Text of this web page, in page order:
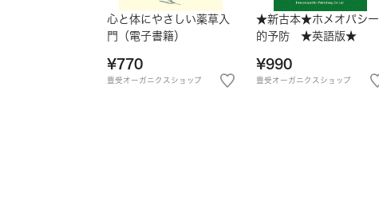
心と体にやさしい薬草入
門（電子書籍）
¥770
豊受オーガニクスショップ
★新古本★ホメオパシー
的予防 ★英語版★
¥990
豊受オーガニクスショップ